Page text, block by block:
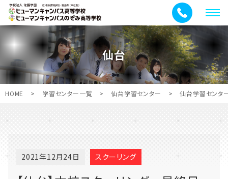
メ
ニ
ュ
ー
仙台
HOME > 学習センター一覧 > 仙台学習センター > 仙台学習センタ
2021年12月24日 スクーリング